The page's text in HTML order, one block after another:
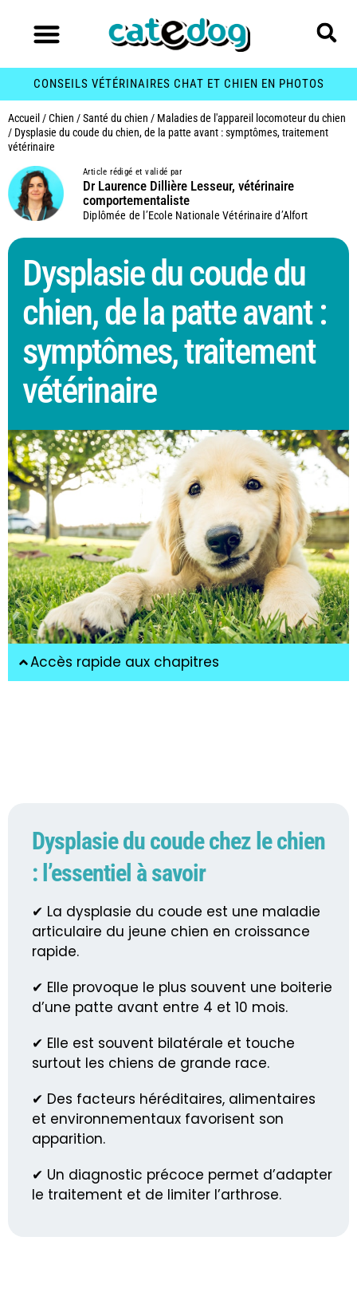
CONSEILS VÉTÉRINAIRES CHAT ET CHIEN EN PHOTOS
Accueil /Chien /Santé du chien / Maladies de l'appareil locomoteur du chien
/ Dysplasie du coude du chien, de la patte avant : symptômes, traitement
vétérinaire
Article rédigé et validé par
Dr Laurence Dillière Lesseur, vétérinaire
comportementaliste
Diplômée de l’Ecole Nationale Vétérinaire d’Alfort
Dysplasie du coude du
chien, de la patte avant :
symptômes, traitement
vétérinaire
Accès rapide aux chapitres
Dysplasie du coude chez le chien
: l’essentiel à savoir
✔ La dysplasie du coude est une maladie
articulaire du jeune chien en croissance
rapide.
✔ Elle provoque le plus souvent une boiterie
d’une patte avant entre 4 et 10 mois.
✔ Elle est souvent bilatérale et touche
surtout les chiens de grande race.
✔ Des facteurs héréditaires, alimentaires
et environnementaux favorisent son
apparition.
✔ Un diagnostic précoce permet d’adapter
le traitement et de limiter l’arthrose.